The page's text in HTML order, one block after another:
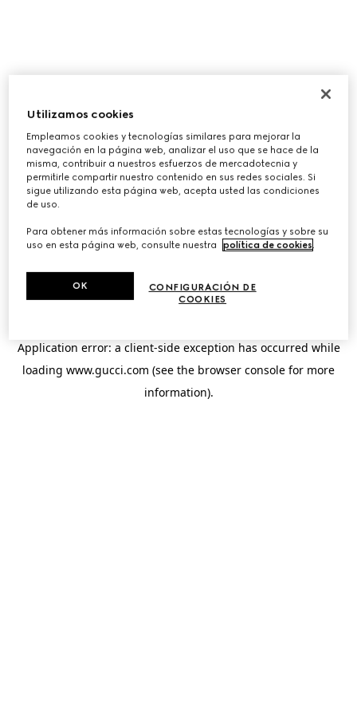
Application error: a client-side exception has occurred while
loading www.gucci.com (see the browser console for more
information).
Utilizamos cookies
Empleamos cookies y tecnologías similares para mejorar la
navegación en la página web, analizar el uso que se hace de la
misma, contribuir a nuestros esfuerzos de mercadotecnia y
permitirle compartir nuestro contenido en sus redes sociales. Si
sigue utilizando esta página web, acepta usted las condiciones
de uso.
Para obtener más información sobre estas tecnologías y sobre su
uso en esta página web, consulte nuestra
política de cookies
CONFIGURACIÓN DE
COOKIES
OK